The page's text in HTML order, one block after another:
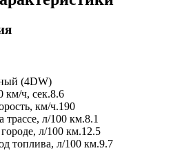
(4DW)
км/ч, сек.8.6
км/ч.190
трассе, л/100 км.8.1
л/100 км.12.5
топлива, л/100 км.9.7